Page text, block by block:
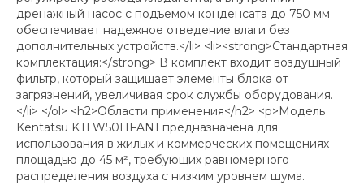
дренажный насос с подъемом конденсата до 750 мм
обеспечивает надежное отведение влаги без
дополнительных устройств.</li> <li><strong>Стандартная
комплектация:</strong> В комплект входит воздушный
фильтр, который защищает элементы блока от
загрязнений, увеличивая срок службы оборудования.
</li> </ol> <h2>Области применения</h2> <p>Модель
Kentatsu KTLW50HFAN1 предназначена для
использования в жилых и коммерческих помещениях
площадью до 45 м², требующих равномерного
распределения воздуха с низким уровнем шума.